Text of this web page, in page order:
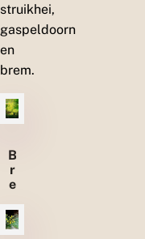
struikhei,
gaspeldoorn
en
brem.
B
r
e